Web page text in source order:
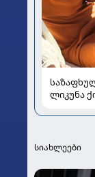
ლიკუნა
სიახლეები